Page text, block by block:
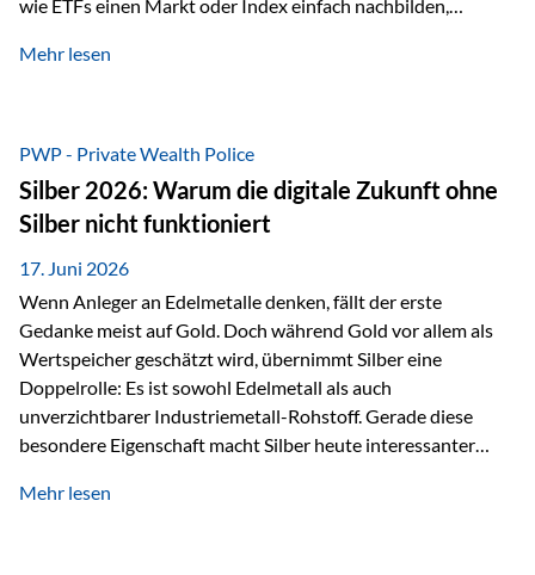
wie ETFs einen Markt oder Index einfach nachbilden,
setzen auf die Expertise erfahrener Fondsmanager, die
Veränderungen geprägt ist, kann diese aktive
Herangehensweise einen entscheidenden Mehrwert bieten.
Was zeichnet aktive Fonds aus? Aktive Fonds verfolgen das
Ziel, nicht nur einen Markt abzubilden, sondern gezielt
Anlageentscheidungen zu treffen. Fondsmanager
analysieren Unternehmen,…
Mehr lesen
PWP - Private Wealth Police
Silber 2026: Warum die digitale Zukunft ohne
Silber nicht funktioniert
17. Juni 2026
Wenn Anleger an Edelmetalle denken, fällt der erste
Gedanke meist auf Gold. Doch während Gold vor allem als
Wertspeicher geschätzt wird, übernimmt Silber eine
Doppelrolle: Es ist sowohl Edelmetall als auch
unverzichtbarer Industriemetall-Rohstoff. Gerade diese
besondere Eigenschaft macht Silber heute interessanter
elektrischer – und genau dort spielt Silber eine
Mehr lesen